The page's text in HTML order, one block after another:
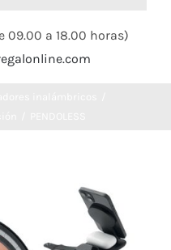
09.00 a 18.00 horas)